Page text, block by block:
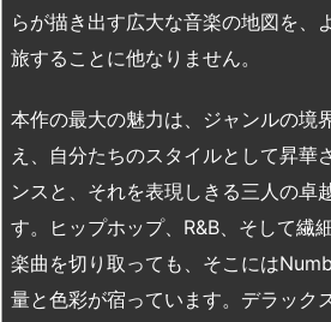
らが描き出す広大な音楽の地図を、
旅することに他なりません。
本作の最大の魅力は、ジャンルの境
え、自分たちのスタイルとして昇華
ンスと、それを表現しきる三人の卓
す。ヒップホップ、R&B、そして繊
楽曲を切り取っても、そこには
量と色彩が宿っています。デラック